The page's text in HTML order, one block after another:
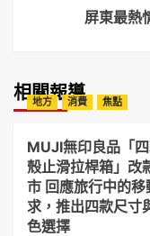
屏東最熱
相關報導
地方 消費 焦點
MUJI無印良品「
殼止滑拉桿箱」改
市 回應旅行中的移
求，推出四款尺寸
色選擇